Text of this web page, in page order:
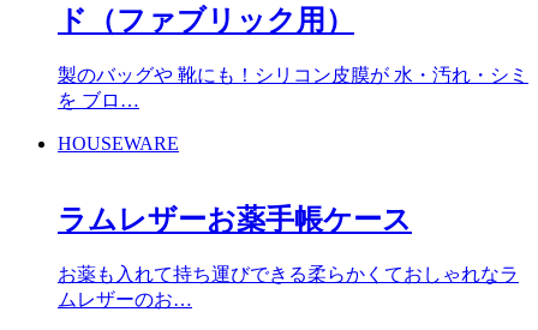
ド（ファブリック用）
製のバッグや 靴にも！シリコン皮膜が 水・汚れ・シミ
を ブロ…
HOUSEWARE
ラムレザーお薬手帳ケース
お薬も入れて持ち運びできる柔らかくておしゃれなラ
ムレザーのお…